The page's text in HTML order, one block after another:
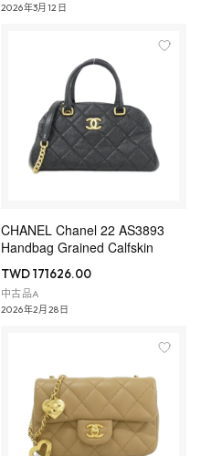
2026年3月12日
CHANEL Chanel 22 AS3893
Handbag Grained Calfskin
TWD 171626.00
中古品A
2026年2月28日